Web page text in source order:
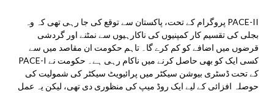
PACE-II پروگرام کے تحت، پاکستان سے توقع کی جا رہی تھی کہ وہ
بجلی کی تقسیم کار کمپنیوں کی ناکارہیوں سے نمٹنے اور گردشی
قرضوں میں اضافے کو کم کرے گا۔ تاہم حکومت ان مقاصد میں سے
کسی ایک کو بھی حاصل کرنے میں ناکام رہی ہے۔ حکومت نے PACE-I
کے تحت ڈسٹری بیوشن سیکٹر میں پرائیویٹ سیکٹر کی شمولیت کی
حوصلہ افزائی کے لیے ایک روڈ میپ کی منظوری دی تھی، لیکن یہ عمل